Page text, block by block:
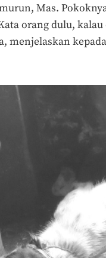
Mas.
orang dulu,
menjelaskan